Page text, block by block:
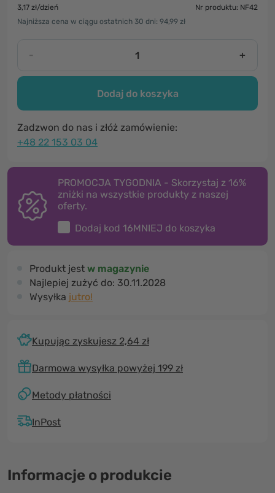
3,17 zł/dzień
Nr produktu: NF42
Najniższa cena w ciągu ostatnich 30 dni: 94,99 zł
- +
Dodaj do koszyka
Zadzwon do nas i złóż zamówienie:
+48 22 153 03 04
PROMOCJA TYGODNIA - Skorzystaj z 16%
zniżki na wszystkie produkty z naszej
oferty.
Dodaj kod 16MNIEJ do koszyka
Produkt jest w magazynie
Najlepiej zużyć do: 30.11.2028
Wysyłka jutro!
Kupując zyskujesz 2,64 zł
Darmowa wysyłka powyżej 199 zł
Metody płatności
InPost
Informacje o produkcie